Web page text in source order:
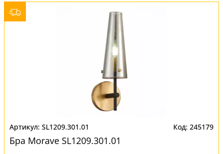
SL1209.301.01 245179
Бра Morave SL1209.301.01